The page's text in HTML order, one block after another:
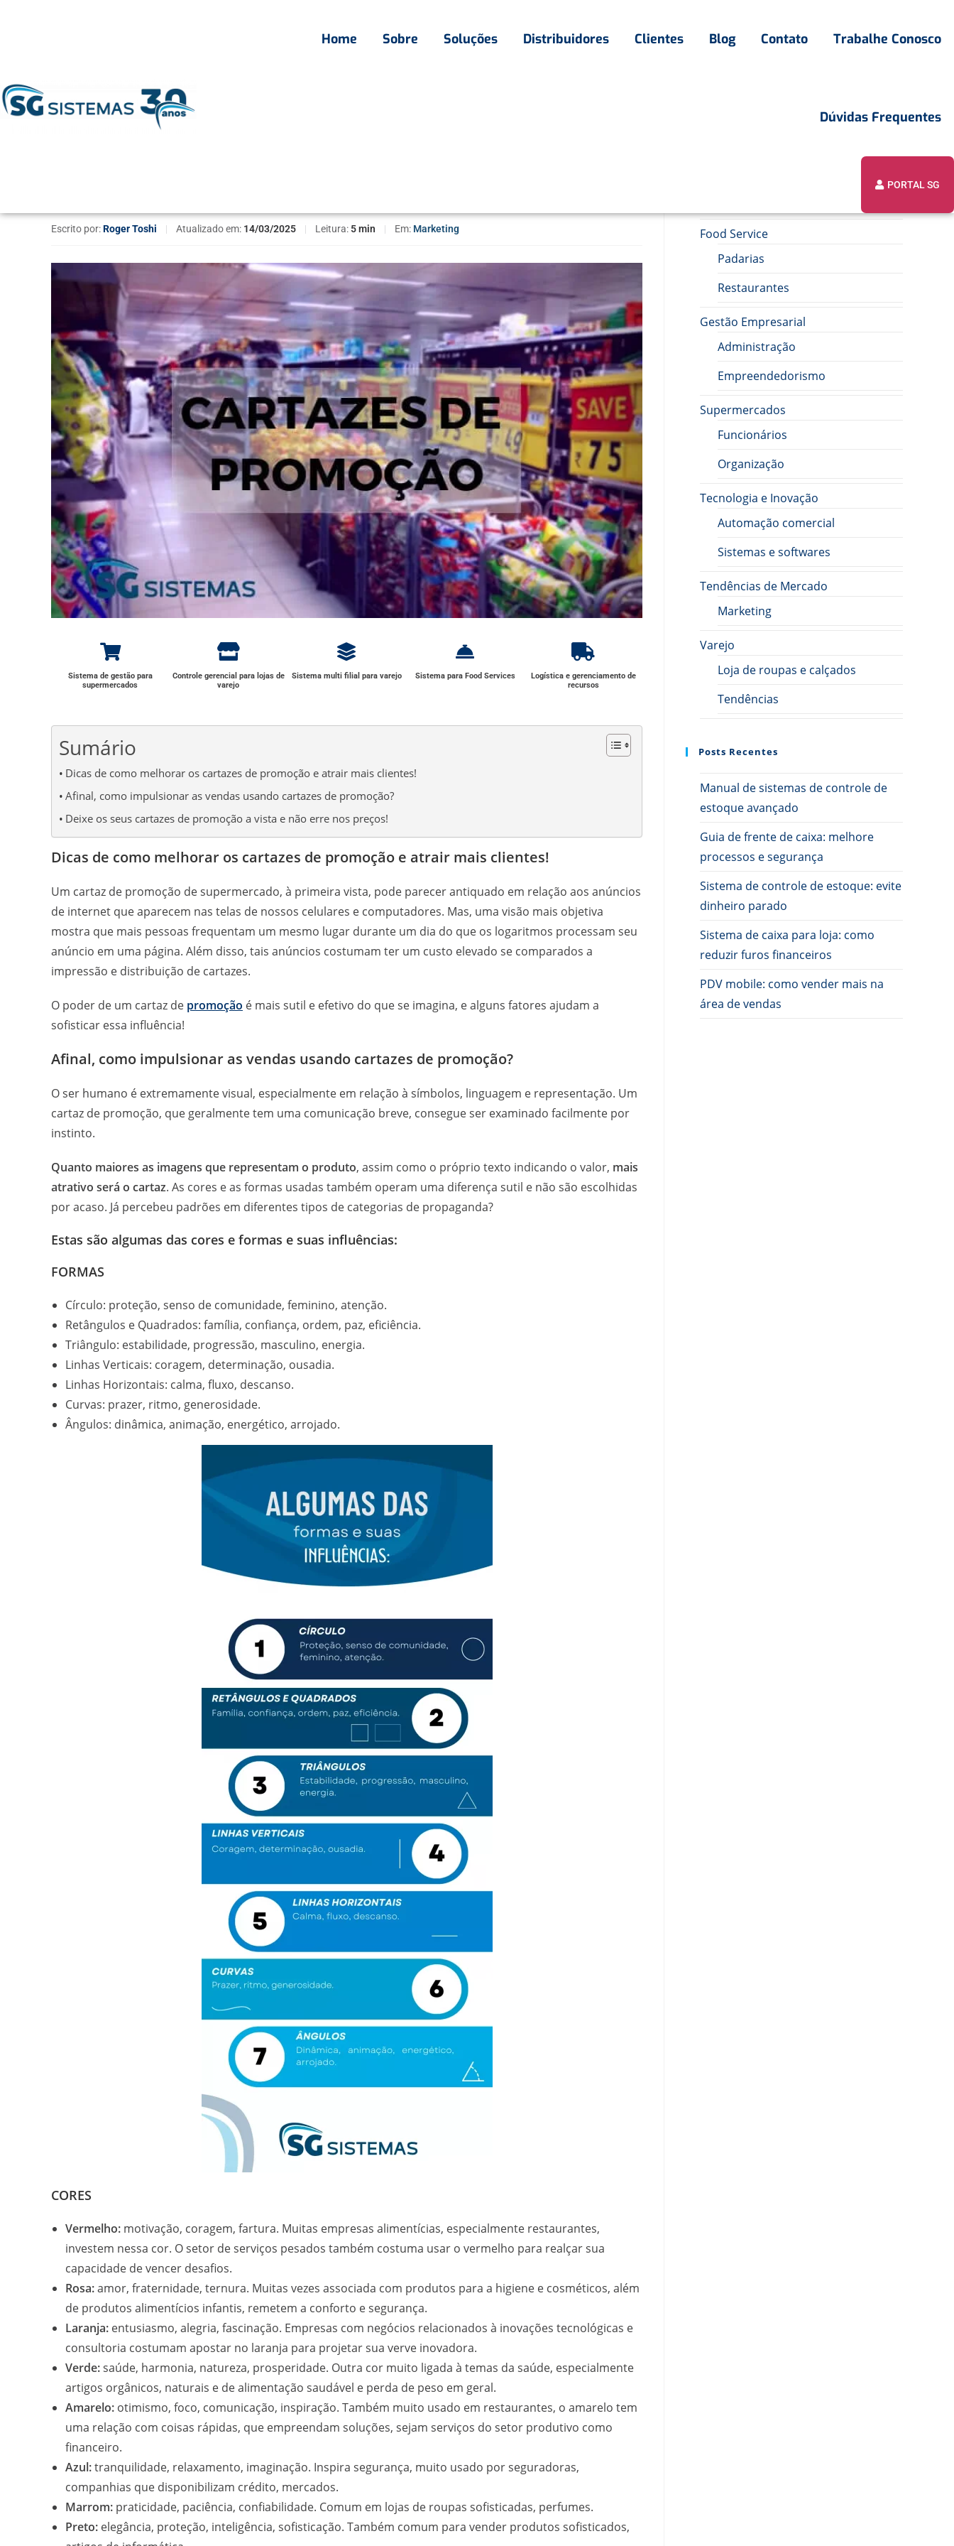
Home Sobre Soluções Distribuidores Clientes Blog Contato Trabalhe Conosco
Dúvidas Frequentes
PORTAL SG
Escrito por:Roger Toshi | Atualizado em: 14/03/2025 | Leitura: 5 min | Em: Marketing
Sistema de gestão para
supermercados
Controle gerencial para lojas de
varejo
Sistema multi filial para varejo Sistema para Food Services
Logística e gerenciamento de
recursos
Sumário
Dicas de como melhorar os cartazes de promoção e atrair mais clientes!
Afinal, como impulsionar as vendas usando cartazes de promoção?
Deixe os seus cartazes de promoção a vista e não erre nos preços!
Dicas de como melhorar os cartazes de promoção e atrair mais clientes!
Um cartaz de promoção de supermercado, à primeira vista, pode parecer antiquado em relação aos anúncios
de internet que aparecem nas telas de nossos celulares e computadores. Mas, uma visão mais objetiva
mostra que mais pessoas frequentam um mesmo lugar durante um dia do que os logaritmos processam seu
anúncio em uma página. Além disso, tais anúncios costumam ter um custo elevado se comparados a
impressão e distribuição de cartazes.
O poder de um cartaz de promoção é mais sutil e efetivo do que se imagina, e alguns fatores ajudam a
sofisticar essa influência!
Afinal, como impulsionar as vendas usando cartazes de promoção?
O ser humano é extremamente visual, especialmente em relação à símbolos, linguagem e representação. Um
cartaz de promoção, que geralmente tem uma comunicação breve, consegue ser examinado facilmente por
instinto.
Quanto maiores as imagens que representam o produto, assim como o próprio texto indicando o valor, mais
atrativo será o cartaz. As cores e as formas usadas também operam uma diferença sutil e não são escolhidas
por acaso. Já percebeu padrões em diferentes tipos de categorias de propaganda?
Estas são algumas das cores e formas e suas influências:
FORMAS
Círculo: proteção, senso de comunidade, feminino, atenção.
Retângulos e Quadrados: família, confiança, ordem, paz, eficiência.
Triângulo: estabilidade, progressão, masculino, energia.
Linhas Verticais: coragem, determinação, ousadia.
Linhas Horizontais: calma, fluxo, descanso.
Curvas: prazer, ritmo, generosidade.
Ângulos: dinâmica, animação, energético, arrojado.
CORES
Vermelho: motivação, coragem, fartura. Muitas empresas alimentícias, especialmente restaurantes,
investem nessa cor. O setor de serviços pesados também costuma usar o vermelho para realçar sua
capacidade de vencer desafios.
Rosa:amor, fraternidade, ternura. Muitas vezes associada com produtos para a higiene e cosméticos, além
de produtos alimentícios infantis, remetem a conforto e segurança.
Laranja: entusiasmo, alegria, fascinação. Empresas com negócios relacionados à inovações tecnológicas e
consultoria costumam apostar no laranja para projetar sua verve inovadora.
Verde:saúde, harmonia, natureza, prosperidade. Outra cor muito ligada à temas da saúde, especialmente
artigos orgânicos, naturais e de alimentação saudável e perda de peso em geral.
Amarelo: otimismo, foco, comunicação, inspiração. Também muito usado em restaurantes, o amarelo tem
uma relação com coisas rápidas, que empreendam soluções, sejam serviços do setor produtivo como
financeiro.
Azul:tranquilidade, relaxamento, imaginação. Inspira segurança, muito usado por seguradoras,
companhias que disponibilizam crédito, mercados.
Marrom: praticidade, paciência, confiabilidade. Comum em lojas de roupas sofisticadas, perfumes.
Preto: elegância, proteção, inteligência, sofisticação. Também comum para vender produtos sofisticados,
Food Service
Padarias
Restaurantes
Gestão Empresarial
Administração
Empreendedorismo
Supermercados
Funcionários
Organização
Tecnologia e Inovação
Automação comercial
Sistemas e softwares
Tendências de Mercado
Marketing
Varejo
Loja de roupas e calçados
Tendências
Posts Recentes
Manual de sistemas de controle de
estoque avançado
Guia de frente de caixa: melhore
processos e segurança
Sistema de controle de estoque: evite
dinheiro parado
Sistema de caixa para loja: como
reduzir furos financeiros
PDV mobile: como vender mais na
área de vendas